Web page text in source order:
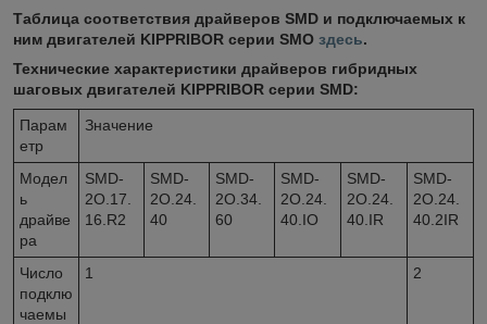
Таблица соответствия драйверов SMD и подключаемых к
ним двигателей KIPPRIBOR серии SMO здесь.
Технические характеристики драйверов гибридных
шаговых двигателей KIPPRIBOR серии SMD:
Парам
етр
Значение
Модел
ь
драйве
ра
SMD-
2O.17.
16.R2
SMD-
2O.24.
40
SMD-
2O.34.
60
SMD-
2O.24.
40.IO
SMD-
2O.24.
40.IR
SMD-
2O.24.
40.2IR
Число
подклю
чаемы
1 2